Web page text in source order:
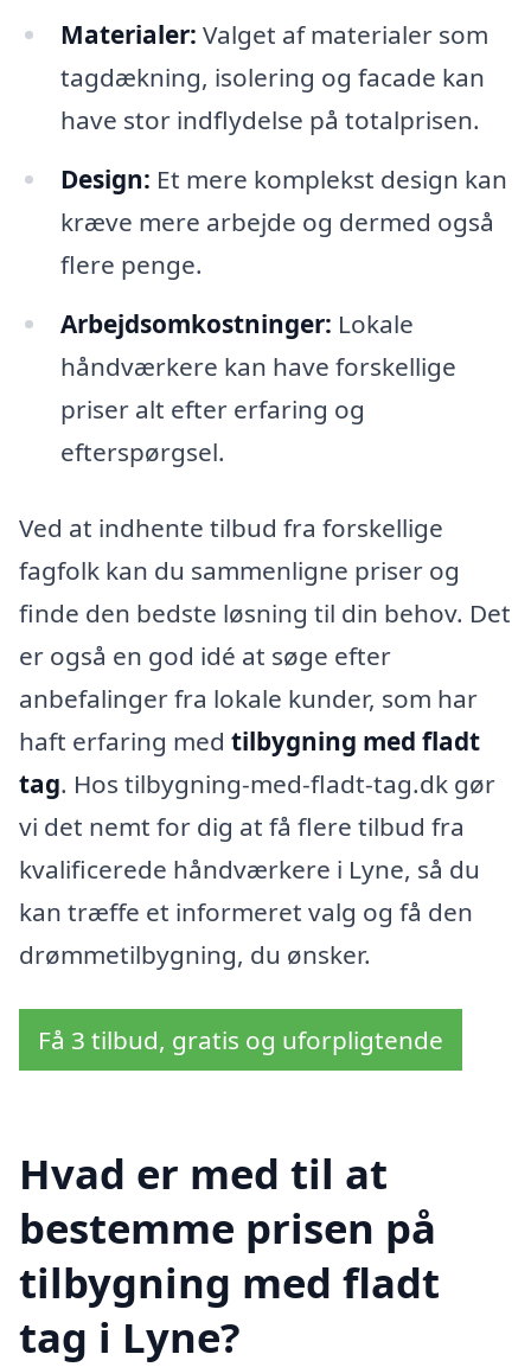
Materialer: Valget af materialer som
tagdækning, isolering og facade kan
have stor indflydelse på totalprisen.
Design: Et mere komplekst design kan
kræve mere arbejde og dermed også
flere penge.
Arbejdsomkostninger: Lokale
håndværkere kan have forskellige
priser alt efter erfaring og
efterspørgsel.
Ved at indhente tilbud fra forskellige
fagfolk kan du sammenligne priser og
finde den bedste løsning til din behov. Det
er også en god idé at søge efter
anbefalinger fra lokale kunder, som har
haft erfaring med tilbygning med fladt
tag. Hos tilbygning-med-fladt-tag.dk gør
vi det nemt for dig at få flere tilbud fra
kvalificerede håndværkere i Lyne, så du
kan træffe et informeret valg og få den
drømmetilbygning, du ønsker.
Få 3 tilbud, gratis og uforpligtende
Hvad er med til at
bestemme prisen på
tilbygning med fladt
tag i Lyne?